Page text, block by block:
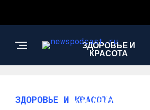
ЗДОРОВЬЕ И
КРАСОТА
ИНТЕРЕСНОЕ И
ПОЗНАВАТЕЛЬНОЕ
ЗДОРОВЬЕ И КРАСОТА